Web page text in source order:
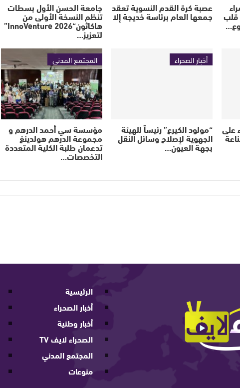
قلب
عصبة كرة القدم النسوية تعقد
جمعها العام برئاسة خديجة إلا
جامعة الحسن الأول بسطات
تنظم النسخة الأولى من
هاكاثون“InnoVenture 2026”
لتعزيز…
على
أخبار الصحراء
“مولود الكيرع” رئيساً للهيئة
الجهوية لإصلاح وسائل النقل
بجهة العيون…
المجتمع المدني
مؤسسة سي أحمد الدرهم و
مجموعة الدرهم هولدينغ
تدعمان طلبة الكلية المتعددة
التخصصات…
الرئيسية
أخبار الصحراء
أخبار وطنية
الصحراء لايف TV
المجتمع المدني
منوعات